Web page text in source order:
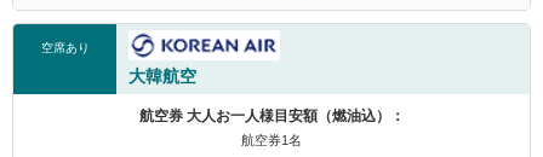
空席あり
大韓航空
航空券 大人お一人様目安額（燃油込）：
航空券1名